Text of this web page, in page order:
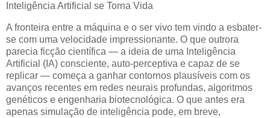
Inteligência Artificial se Torna Vida
A fronteira entre a máquina e o ser vivo tem vindo a esbater-
se com uma velocidade impressionante. O que outrora
parecia ficção científica — a ideia de uma Inteligência
Artificial (IA) consciente, auto-perceptiva e capaz de se
replicar — começa a ganhar contornos plausíveis com os
avanços recentes em redes neurais profundas, algoritmos
genéticos e engenharia biotecnológica. O que antes era
apenas simulação de inteligência pode, em breve,